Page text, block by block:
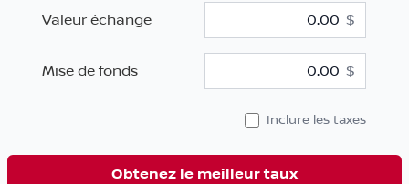
Valeur échange $ $
Mise de fonds $
Inclure les taxes
Obtenez le meilleur taux